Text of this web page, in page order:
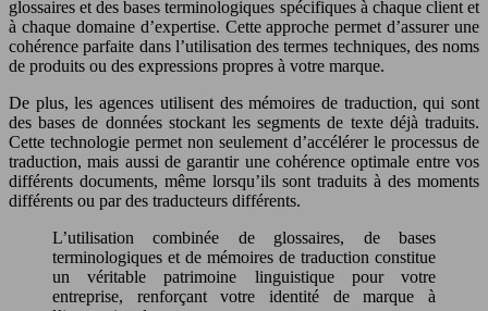
glossaires et des bases terminologiques spécifiques à chaque client et
à chaque domaine d’expertise. Cette approche permet d’assurer une
cohérence parfaite dans l’utilisation des termes techniques, des noms
de produits ou des expressions propres à votre marque.
De plus, les agences utilisent des mémoires de traduction, qui sont
des bases de données stockant les segments de texte déjà traduits.
Cette technologie permet non seulement d’accélérer le processus de
traduction, mais aussi de garantir une cohérence optimale entre vos
différents documents, même lorsqu’ils sont traduits à des moments
différents ou par des traducteurs différents.
L’utilisation combinée de glossaires, de bases
terminologiques et de mémoires de traduction constitue
un véritable patrimoine linguistique pour votre
entreprise, renforçant votre identité de marque à